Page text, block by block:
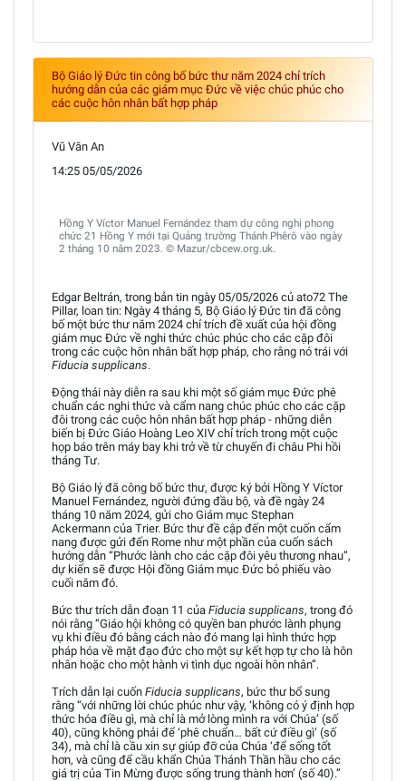
Bộ Giáo lý Đức tin công bố bức thư năm 2024 chỉ trích
hướng dẫn của các giám mục Đức về việc chúc phúc cho
các cuộc hôn nhân bất hợp pháp
Vũ Văn An
14:25 05/05/2026
Hồng Y Víctor Manuel Fernández tham dự công nghị phong
chức 21 Hồng Y mới tại Quảng trường Thánh Phêrô vào ngày
2 tháng 10 năm 2023. © Mazur/cbcew.org.uk.
Edgar Beltrán, trong bản tin ngày 05/05/2026 củ ato72 The
Pillar, loan tin: Ngày 4 tháng 5, Bộ Giáo lý Đức tin đã công
bố một bức thư năm 2024 chỉ trích đề xuất của hội đồng
giám mục Đức về nghi thức chúc phúc cho các cặp đôi
trong các cuộc hôn nhân bất hợp pháp, cho rằng nó trái với
Fiducia supplicans.
Động thái này diễn ra sau khi một số giám mục Đức phê
chuẩn các nghi thức và cẩm nang chúc phúc cho các cặp
đôi trong các cuộc hôn nhân bất hợp pháp - những diễn
biến bị Đức Giáo Hoàng Leo XIV chỉ trích trong một cuộc
họp báo trên máy bay khi trở về từ chuyến đi châu Phi hồi
tháng Tư.
Bộ Giáo lý đã công bố bức thư, được ký bởi Hồng Y Víctor
Manuel Fernández, người đứng đầu bộ, và đề ngày 24
tháng 10 năm 2024, gửi cho Giám mục Stephan
Ackermann của Trier. Bức thư đề cập đến một cuốn cẩm
nang được gửi đến Rome như một phần của cuốn sách
hướng dẫn “Phước lành cho các cặp đôi yêu thương nhau”,
dự kiến sẽ được Hội đồng Giám mục Đức bỏ phiếu vào
cuối năm đó.
Bức thư trích dẫn đoạn 11 của Fiducia supplicans, trong đó
nói rằng “Giáo hội không có quyền ban phước lành phụng
vụ khi điều đó bằng cách nào đó mang lại hình thức hợp
pháp hóa về mặt đạo đức cho một sự kết hợp tự cho là hôn
nhân hoặc cho một hành vi tình dục ngoài hôn nhân”.
Trích dẫn lại cuốn Fiducia supplicans, bức thư bổ sung
rằng “với những lời chúc phúc như vậy, ‘không có ý định hợp
thức hóa điều gì, mà chỉ là mở lòng mình ra với Chúa’ (số
40), cũng không phải để ‘phê chuẩn… bất cứ điều gì’ (số
34), mà chỉ là cầu xin sự giúp đỡ của Chúa ‘để sống tốt
hơn, và cũng để cầu khẩn Chúa Thánh Thần hầu cho các
giá trị của Tin Mừng được sống trung thành hơn’ (số 40).”